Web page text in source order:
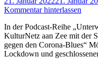
Kommentar hinterlassen
In der Podcast-Reihe
KulturNetz aan Zee mit der
gegen den Corona-Blues“
Lockdown und